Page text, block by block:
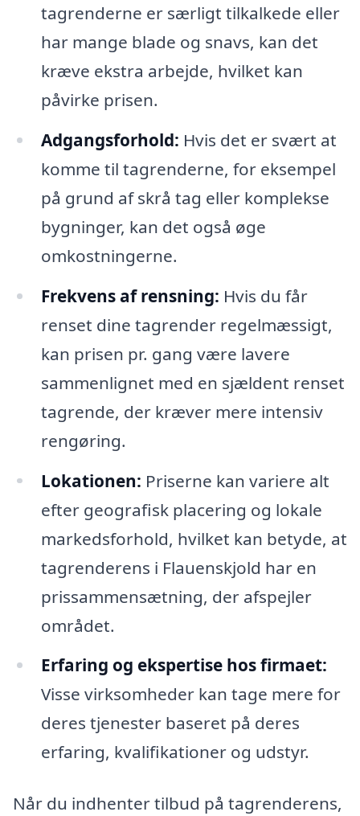
tagrenderne er særligt tilkalkede eller
har mange blade og snavs, kan det
kræve ekstra arbejde, hvilket kan
påvirke prisen.
Adgangsforhold: Hvis det er svært at
komme til tagrenderne, for eksempel
på grund af skrå tag eller komplekse
bygninger, kan det også øge
omkostningerne.
Frekvens af rensning: Hvis du får
renset dine tagrender regelmæssigt,
kan prisen pr. gang være lavere
sammenlignet med en sjældent renset
tagrende, der kræver mere intensiv
rengøring.
Lokationen: Priserne kan variere alt
efter geografisk placering og lokale
markedsforhold, hvilket kan betyde, at
tagrenderens i Flauenskjold har en
prissammensætning, der afspejler
området.
Erfaring og ekspertise hos firmaet:
Visse virksomheder kan tage mere for
deres tjenester baseret på deres
erfaring, kvalifikationer og udstyr.
Når du indhenter tilbud på tagrenderens,